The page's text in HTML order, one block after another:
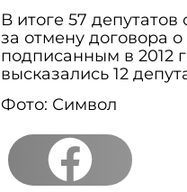
В итоге 57
за отмену договора
подписанным в 2012
высказались 12
Фото: Символ